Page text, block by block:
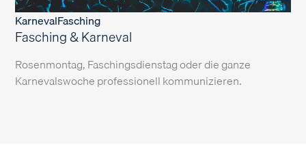
KarnevalFasching
Fasching & Karneval
Rosenmontag, Faschingsdienstag oder die ganze
Karnevalswoche professionell kommunizieren.